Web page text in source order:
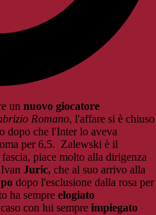
un nuovo giocatore
Romano, l'affare si è chiuso
dopo che l'Inter lo aveva
per 6,5. Zalewski è il
piace molto alla dirigenza
Juric, che al suo arrivo alla
dopo l'esclusione dalla rosa per
ha sempre elogiato
con lui sempre impiegato